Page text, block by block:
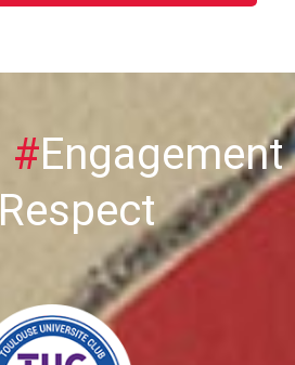
#Engagement
Respect